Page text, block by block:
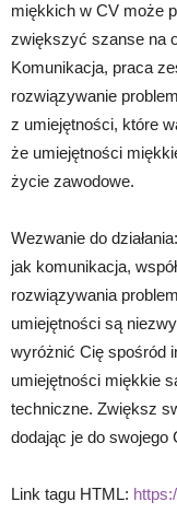
miękkich w CV może
zwiększyć szanse na
Komunikacja, praca
rozwiązywanie
z umiejętności, które
że umiejętności
życie zawodowe.
Wezwanie do
jak komunikacja,
rozwiązywania
umiejętności są
wyróżnić Cię spośród
umiejętności miękkie
techniczne. Zwiększ
dodając je do swojego
Link tagu HTML: